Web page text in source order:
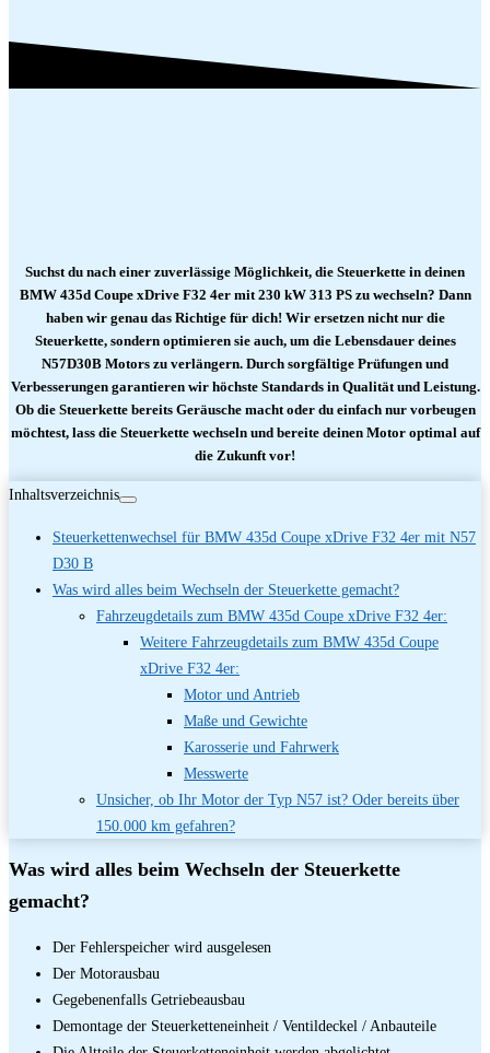
Menge
Suchst du nach einer zuverlässige Möglichkeit, die Steuerkette in deinen
BMW 435d Coupe xDrive F32 4er mit 230 kW 313 PS zu wechseln? Dann
haben wir genau das Richtige für dich! Wir ersetzen nicht nur die
Steuerkette, sondern optimieren sie auch, um die Lebensdauer deines
N57D30B Motors zu verlängern. Durch sorgfältige Prüfungen und
Verbesserungen garantieren wir höchste Standards in Qualität und Leistung.
Ob die Steuerkette bereits Geräusche macht oder du einfach nur vorbeugen
möchtest, lass die Steuerkette wechseln und bereite deinen Motor optimal auf
die Zukunft vor!
Inhaltsverzeichnis
Steuerkettenwechsel für BMW 435d Coupe xDrive F32 4er mit N57
D30 B
Was wird alles beim Wechseln der Steuerkette gemacht?
Fahrzeugdetails zum BMW 435d Coupe xDrive F32 4er:
Weitere Fahrzeugdetails zum BMW 435d Coupe
xDrive F32 4er:
Motor und Antrieb
Maße und Gewichte
Karosserie und Fahrwerk
Messwerte
Unsicher, ob Ihr Motor der Typ N57 ist? Oder bereits über
150.000 km gefahren?
Was wird alles beim Wechseln der Steuerkette
gemacht?
Der Fehlerspeicher wird ausgelesen
Der Motorausbau
Gegebenenfalls Getriebeausbau
Demontage der Steuerketteneinheit / Ventildeckel / Anbauteile